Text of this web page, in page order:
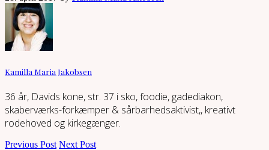
Kamilla Maria Jakobsen
36 år, Davids kone, str. 37 i sko, foodie, gadediakon,
skaberværks-forkæmper & sårbarhedsaktivist,, kreativt
rodehoved og kirkegænger.
Previous Post Next Post